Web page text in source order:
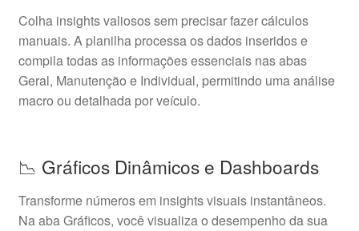
Colha insights valiosos sem precisar fazer cálculos
manuais. A planilha processa os dados inseridos e
compila todas as informações essenciais nas abas
Geral, Manutenção e Individual, permitindo uma análise
macro ou detalhada por veículo.
📉 Gráficos Dinâmicos e Dashboards
Transforme números em insights visuais instantâneos.
Na aba Gráficos, você visualiza o desempenho da sua